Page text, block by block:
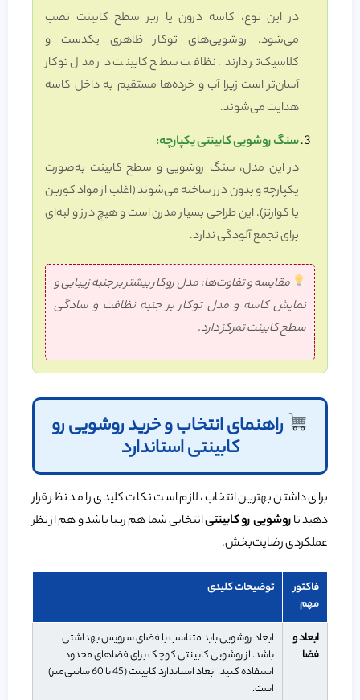
در این نوع، کاسه درون یا زیر سطح کابینت نصب
می‌شود. روشویی‌های توکار ظاهری یکدست و
کلاسیک‌تر دارند. نظافت سطح کابینت در مدل توکار
آسان‌تر است زیرا آب و خرده‌ها مستقیم به داخل کاسه
هدایت می‌شوند.
سنگ روشویی کابینتی یکپارچه:
در این مدل، سنگ روشویی و سطح کابینت به‌صورت
یکپارچه و بدون درز ساخته می‌شوند (اغلب از مواد کورین
یا کوارتز). این طراحی بسیار مدرن است و هیچ درز و لبه‌ای
برای تجمع آلودگی ندارد.
مقایسه و تفاوت‌ها: مدل روکار بیشتر بر جنبه زیبایی و
نمایش کاسه و مدل توکار بر جنبه نظافت و سادگی
سطح کابینت تمرکز دارد.
راهنمای انتخاب و خرید روشویی رو
کابینتی استاندارد
برای داشتن بهترین انتخاب، لازم است نکات کلیدی را مد نظر قرار
دهید تاروشویی رو کابینتیانتخابی شما هم زیبا باشد و هم از نظر
عملکردی رضایت‌بخش.
فاکتور
مهم
توضیحات کلیدی
ابعاد و
فضا
ابعاد روشویی باید متناسب با فضای سرویس بهداشتی
باشد. از روشویی کابینتی کوچک برای فضاهای محدود
استفاده کنید. ابعاد استاندارد کابینت (45 تا 60 سانتی‌متر)
است.